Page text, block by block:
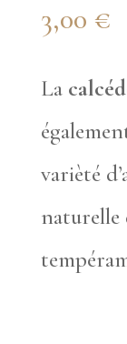
3,00 €
La
varièté
naturelle